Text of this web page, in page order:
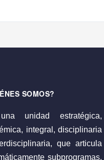
SOMOS?
unidad estratégica,
integral, disciplinaria
que articula
subprogramas,